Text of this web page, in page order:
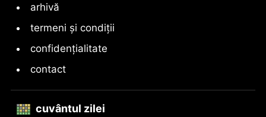
arhivă
termeni și condiții
confidențialitate
contact
cuvântul zilei